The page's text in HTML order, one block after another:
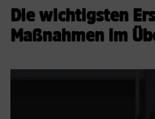
Die wichtigsten
Maßnahmen im